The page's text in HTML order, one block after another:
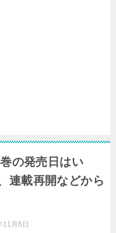
の発売日はい
連載再開などから
11月6日